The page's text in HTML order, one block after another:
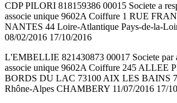
CDP PILORI 818159386 00015 Societe a
associe unique 9602A Coiffure 1 RUE
NANTES 44 Loire-Atlantique Pays-de-la-
08/02/2016 17/10/2016
L'EMBELLIE 821430873 00017 Societe par
associe unique 9602A Coiffure 245 ALLEE
BORDS DU LAC 73100 AIX LES BAINS
Rhône-Alpes CHAMBERY 11/07/2016 17/